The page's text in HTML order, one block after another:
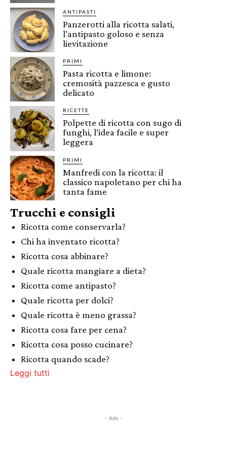
ANTIPASTI
Panzerotti alla ricotta salati,
l’antipasto goloso e senza
lievitazione
PRIMI
Pasta ricotta e limone:
cremosità pazzesca e gusto
delicato
RICETTE
Polpette di ricotta con sugo di
funghi, l’idea facile e super
leggera
PRIMI
Manfredi con la ricotta: il
classico napoletano per chi ha
tanta fame
Trucchi e consigli
Ricotta come conservarla?
Chi ha inventato ricotta?
Ricotta cosa abbinare?
Quale ricotta mangiare a dieta?
Ricotta come antipasto?
Quale ricotta per dolci?
Quale ricotta è meno grassa?
Ricotta cosa fare per cena?
Ricotta cosa posso cucinare?
Ricotta quando scade?
Leggi tutti
- Adv -